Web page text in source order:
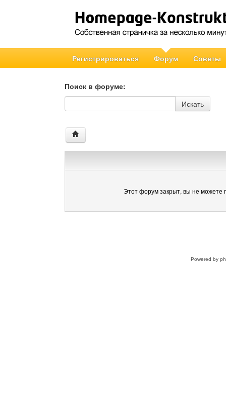
Регистрироваться Форум Советы
Поиск в форуме:
Поиск в форуме
Искать
Этот форум закрыт, вы не можете
Powered by